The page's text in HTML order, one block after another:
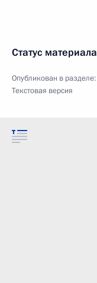
Статус материала
Опубликован в разделе:
Текстовая версия